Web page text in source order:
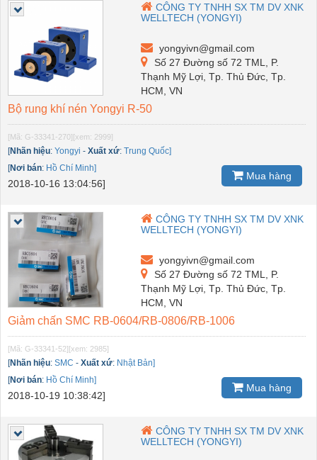
CÔNG TY TNHH SX TM DV XNK
WELLTECH (YONGYI)
yongyivn@gmail.com
Số 27 Đường số 72 TML, P.
Thạnh Mỹ Lợi, Tp. Thủ Đức, Tp.
HCM, VN
Bộ rung khí nén Yongyi R-50
[Mã: G-33341-270][xem: 2999]
[Nhãn hiệu: Yongyi - Xuất xứ: Trung Quốc]
[Nơi bán: Hồ Chí Minh]
2018-10-16 13:04:56]
Mua hàng
CÔNG TY TNHH SX TM DV XNK
WELLTECH (YONGYI)
yongyivn@gmail.com
Số 27 Đường số 72 TML, P.
Thạnh Mỹ Lợi, Tp. Thủ Đức, Tp.
HCM, VN
Giảm chấn SMC RB-0604/RB-0806/RB-1006
[Mã: G-33341-52][xem: 2985]
[Nhãn hiệu: SMC - Xuất xứ: Nhật Bản]
[Nơi bán: Hồ Chí Minh]
2018-10-19 10:38:42]
Mua hàng
CÔNG TY TNHH SX TM DV XNK
WELLTECH (YONGYI)